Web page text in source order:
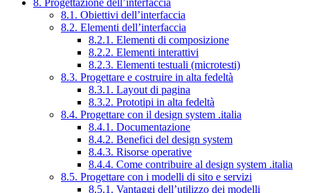
8. Progettazione dell’interfaccia
8.1. Obiettivi dell’interfaccia
8.2. Elementi dell’interfaccia
8.2.1. Elementi di composizione
8.2.2. Elementi interattivi
8.2.3. Elementi testuali (microtesti)
8.3. Progettare e costruire in alta fedeltà
8.3.1. Layout di pagina
8.3.2. Prototipi in alta fedeltà
8.4. Progettare con il design system .italia
8.4.1. Documentazione
8.4.2. Benefici del design system
8.4.3. Risorse operative
8.4.4. Come contribuire al design system .italia
8.5. Progettare con i modelli di sito e servizi
8.5.1. Vantaggi dell’utilizzo dei modelli